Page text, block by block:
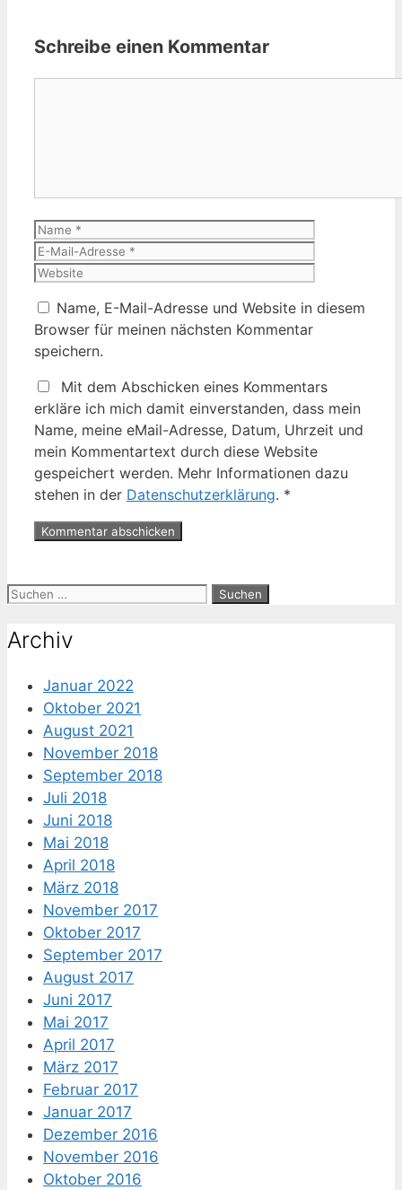
Schreibe einen Kommentar
Name
Name, E-Mail-Adresse und Website in diesem
Browser für meinen nächsten Kommentar
speichern.
Mit dem Abschicken eines Kommentars
erkläre ich mich damit einverstanden, dass mein
Name, meine eMail-Adresse, Datum, Uhrzeit und
mein Kommentartext durch diese Website
gespeichert werden. Mehr Informationen dazu
stehen in der Datenschutzerklärung. *
Suche
Archiv
Januar 2022
Oktober 2021
August 2021
November 2018
September 2018
Juli 2018
Juni 2018
Mai 2018
April 2018
März 2018
November 2017
Oktober 2017
September 2017
August 2017
Juni 2017
Mai 2017
April 2017
März 2017
Februar 2017
Januar 2017
Dezember 2016
November 2016
Oktober 2016